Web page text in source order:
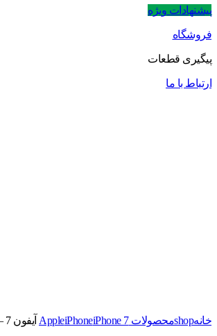
پیشنهادات ویژه
فروشگاه
پیگیری قطعات
ارتباط با ما
خانهshopمحصولات Apple iPhoneiPhone 7